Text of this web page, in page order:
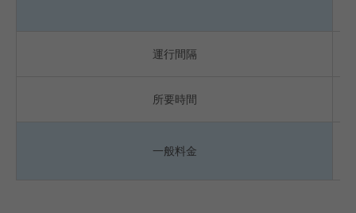
運行間隔
所要時間
一般料金